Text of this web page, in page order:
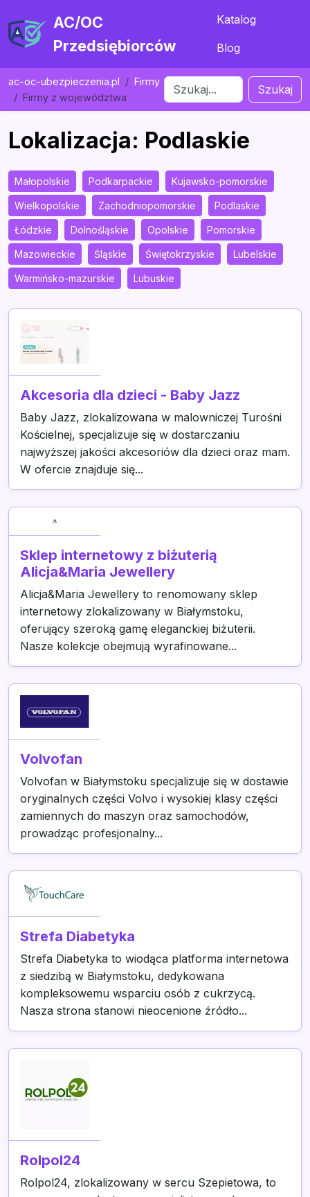
AC/OC
Przedsiębiorców
Katalog
Blog
ac-oc-ubezpieczenia.pl
Firmy
Firmy z województwa
Szukaj
Lokalizacja: Podlaskie
Małopolskie Podkarpackie Kujawsko-pomorskie
Wielkopolskie Zachodniopomorskie Podlaskie
Łódzkie Dolnośląskie Opolskie Pomorskie
Mazowieckie Śląskie Świętokrzyskie Lubelskie
Warmińsko-mazurskie Lubuskie
Akcesoria dla dzieci - Baby Jazz
Baby Jazz, zlokalizowana w malowniczej Turośni
Kościelnej, specjalizuje się w dostarczaniu
najwyższej jakości akcesoriów dla dzieci oraz mam.
W ofercie znajduje się...
Sklep internetowy z biżuterią
Alicja&Maria Jewellery
Alicja&Maria Jewellery to renomowany sklep
internetowy zlokalizowany w Białymstoku,
oferujący szeroką gamę eleganckiej biżuterii.
Nasze kolekcje obejmują wyrafinowane...
Volvofan
Volvofan w Białymstoku specjalizuje się w dostawie
oryginalnych części Volvo i wysokiej klasy części
zamiennych do maszyn oraz samochodów,
prowadząc profesjonalny...
Strefa Diabetyka
Strefa Diabetyka to wiodąca platforma internetowa
z siedzibą w Białymstoku, dedykowana
kompleksowemu wsparciu osób z cukrzycą.
Nasza strona stanowi nieocenione źródło...
Rolpol24
Rolpol24, zlokalizowany w sercu Szepietowa, to